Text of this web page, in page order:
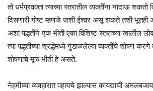
तो धर्मप्रवक्ता त्याच्या स्तरातील व्यक्तींना नादाऊ
दिसणारी गोष्ट म्हणजे जशी ईश्वर असू शकते तशी
अशा पद्धतीने एक भीती एका विशिष्ट स्तराच्या खालील
त्या पद्धतीच्या श्रद्धेमध्ये गुंडाळलेल्या व्यक्तींचे शोषण
शोषणाचे मूळ भीती हे असते.
नेहमीच्या व्यवहारात पहायचे झाल्यास कायद्याची